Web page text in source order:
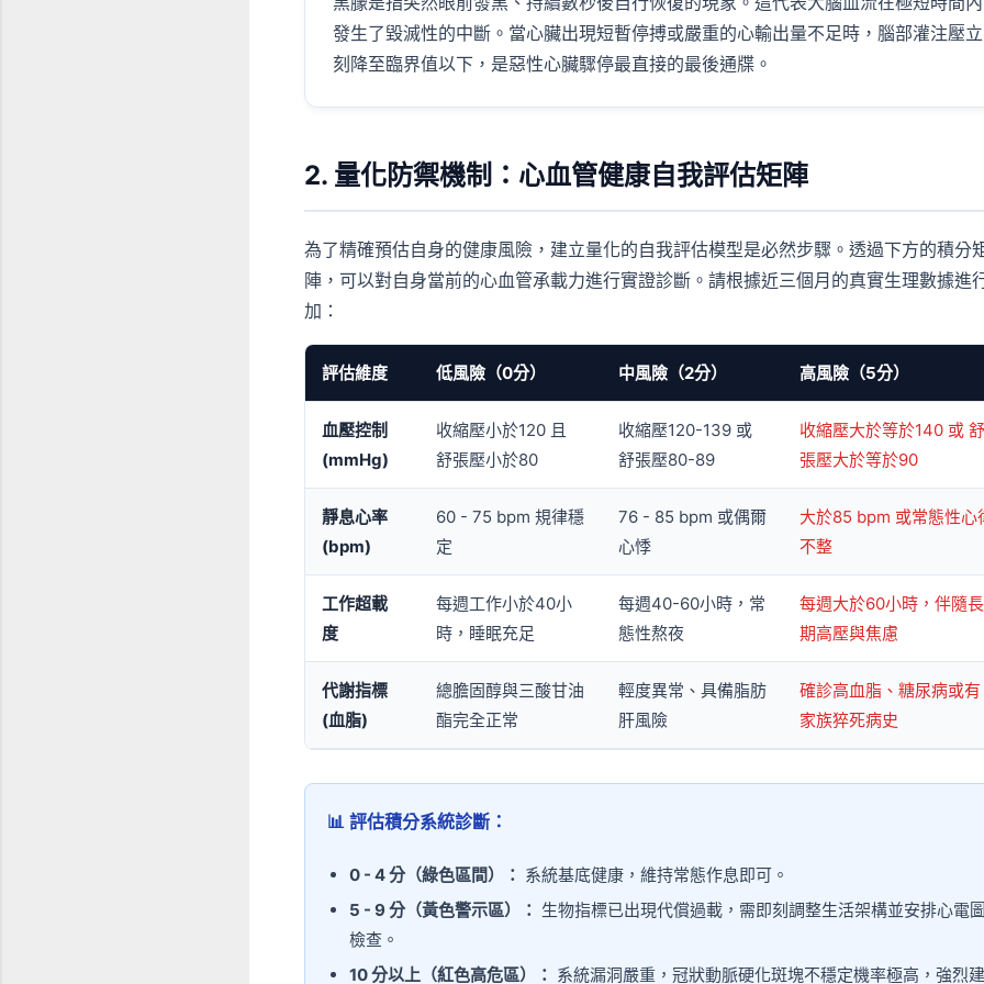
發生了毀滅性的中斷。當心臟出現短暫停搏或嚴重的心輸出量不足時，腦部灌注壓立
刻降至臨界值以下，是惡性心臟驟停最直接的最後通牒。
2. 量化防禦機制：心血管健康自我評估矩陣
為了精確預估自身的健康風險，建立量化的自我評估模型是必然步驟。透過下方的積分
陣，可以對自身當前的心血管承載力進行實證診斷。請根據近三個月的真實生理數據進
加：
評估維度 低風險（0分） 中風險（2分） 高風險（5分）
血壓控制
(mmHg)
收縮壓小於120 且
舒張壓小於80
收縮壓120-139 或
舒張壓80-89
收縮壓大於等於140 或 舒
張壓大於等於90
靜息心率
(bpm)
60 - 75 bpm 規律穩
定
76 - 85 bpm 或偶爾
心悸
大於85 bpm 或常態性心
不整
工作超載
度
每週工作小於40小
時，睡眠充足
每週40-60小時，常
態性熬夜
每週大於60小時，伴隨長
期高壓與焦慮
代謝指標
(血脂)
總膽固醇與三酸甘油
酯完全正常
輕度異常、具備脂肪
肝風險
確診高血脂、糖尿病或有
家族猝死病史
📊 評估積分系統診斷：
0 - 4 分（綠色區間）： 系統基底健康，維持常態作息即可。
5 - 9 分（黃色警示區）： 生物指標已出現代償過載，需即刻調整生活架構並安排心電圖
檢查。
10 分以上（紅色高危區）： 系統漏洞嚴重，冠狀動脈硬化斑塊不穩定機率極高，強烈建